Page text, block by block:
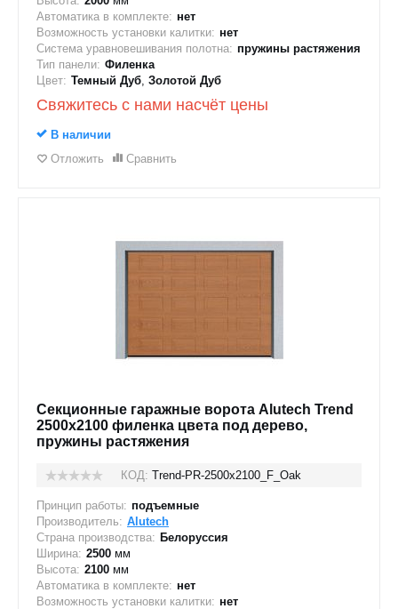
Автоматика в комплекте: нет
Возможность установки калитки: нет
Система уравновешивания полотна: пружины растяжения
Тип панели: Филенка
Цвет: Темный Дуб, Золотой Дуб
Свяжитесь с нами насчёт цены
В наличии
Отложить
Сравнить
Секционные гаражные ворота Alutech Trend
2500x2100 филенка цвета под дерево,
пружины растяжения
КОД: Trend-PR-2500х2100_F_Oak
Принцип работы: подъемные
Производитель: Alutech
Страна производства: Белоруссия
Ширина: 2500 мм
Высота: 2100 мм
Автоматика в комплекте: нет
Возможность установки калитки: нет